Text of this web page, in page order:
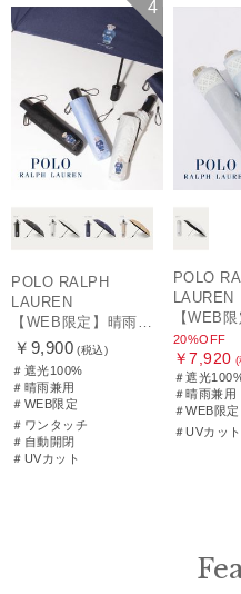
4
POLO RALPH
LAUREN
￥9,900 (税込)
＃遮光100%
＃晴雨兼用
＃WEB限定
＃ワンタッチ
＃自動開閉
＃UVカット
POLO
LAUREN
20%OFF
￥7,920 (
＃遮光
＃晴雨兼用
＃WEB限定
＃UVカット